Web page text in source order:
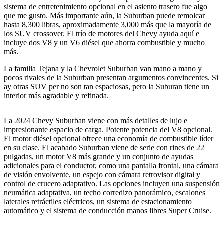
sistema de entretenimiento opcional en el asiento trasero fue algo
que me gusto. Más importante aún, la Suburban puede remolcar
hasta 8,300 libras, aproximadamente 3,000 más que la mayoría de
los SUV crossover. El trío de motores del Chevy ayuda aquí e
incluye dos V8 y un V6 diésel que ahorra combustible y mucho
más.
La familia Tejana y la Chevrolet Suburban van mano a mano y
pocos rivales de la Suburban presentan argumentos convincentes. Si
ay otras SUV per no son tan espaciosas, pero la Suburan tiene un
interior más agradable y refinada.
La 2024 Chevy Suburban viene con más detalles de lujo e
impresionante espacio de carga. Potente potencia del V8 opcional.
El motor diésel opcional ofrece una economía de combustible líder
en su clase. El acabado Suburban viene de serie con rines de 22
pulgadas, un motor V8 más grande y un conjunto de ayudas
adicionales para el conductor, como una pantalla frontal, una cámara
de visión envolvente, un espejo con cámara retrovisor digital y
control de crucero adaptativo. Las opciones incluyen una suspensión
neumática adaptativa, un techo corredizo panorámico, escalones
laterales retráctiles eléctricos, un sistema de estacionamiento
automático y el sistema de conducción manos libres Super Cruise.